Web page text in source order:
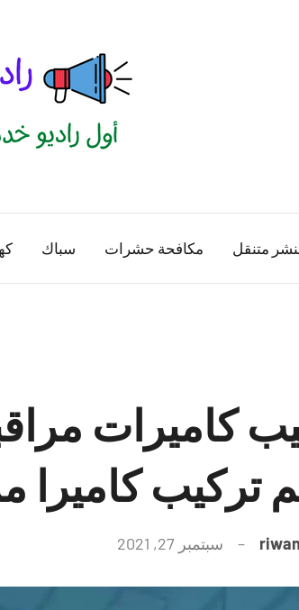
متنقل مكافحة حشرات سباك
تركيب كاميرا
riwan سبتمبر 27, 2021